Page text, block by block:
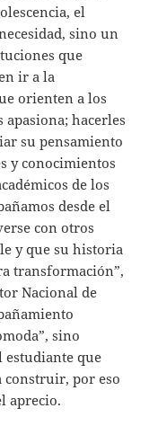
el
sino un
que
ir a la
orienten a los
hacerles
su pensamiento
y conocimientos
de los
desde el
con otros
y que su historia
transformación”,
Nacional de
sino
estudiante que
construir, por eso
aprecio.